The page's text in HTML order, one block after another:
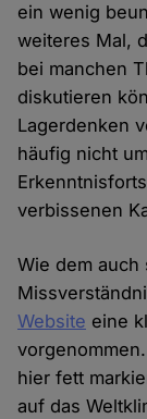
ein wenig
weiteres Mal,
bei manchen
diskutieren
Lagerdenken
häufig nicht
verbissenen
Wie dem auch
Website eine
hier fett
auf das